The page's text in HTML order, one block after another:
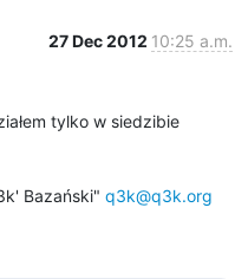
27 Dec 2012 10:25 a.m.
tylko w siedzibie
Bazański" q3k@q3k.org